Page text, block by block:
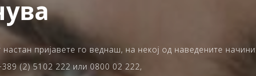
пријавете го веднаш, на некој од наведените начини:
(2) 5102 222 или 0800 02 222,